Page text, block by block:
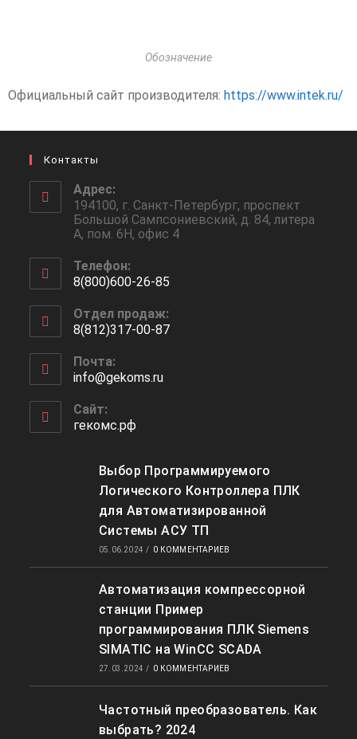
Обозначение
Официальный сайт производителя: https://www.intek.ru/
Контакты
Адрес:
194100, г. Санкт-Петербург, проспект
Большой Сампсониевский, д. 84, литера
А, пом. 6Н, офис 4
Телефон:
8(800)600-26-85
Отдел продаж:
8(812)317-00-87
Почта:
info@gekoms.ru
Сайт:
гекомс.рф
Выбор Программируемого
Логического Контроллера ПЛК
для Автоматизированной
Системы АСУ ТП
05.06.2024 / 0 КОММЕНТАРИЕВ
Автоматизация компрессорной
станции Пример
программирования ПЛК Siemens
SIMATIC на WinCC SCADA
27.03.2024 / 0 КОММЕНТАРИЕВ
Частотный преобразователь. Как
выбрать? 2024